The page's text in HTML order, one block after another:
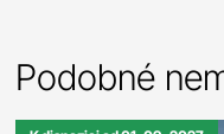
Podobné